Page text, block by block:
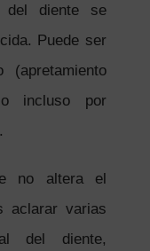
del diente se
Puede ser
incluso por
no altera el
aclarar varias
del diente,